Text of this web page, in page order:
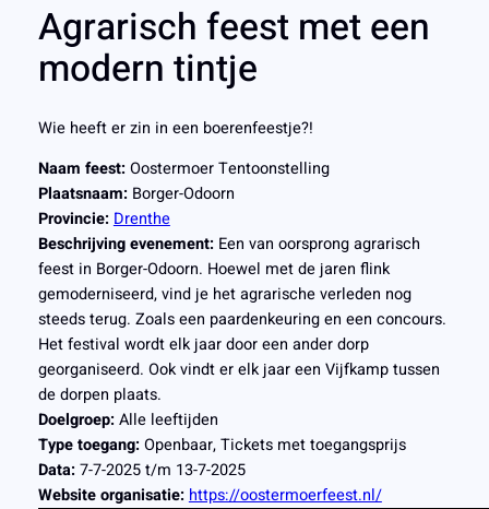
Agrarisch feest met een
modern tintje
Wie heeft er zin in een boerenfeestje?!
Naam feest: Oostermoer Tentoonstelling
Plaatsnaam: Borger-Odoorn
Provincie: Drenthe
Beschrijving evenement: Een van oorsprong agrarisch
feest in Borger-Odoorn. Hoewel met de jaren flink
gemoderniseerd, vind je het agrarische verleden nog
steeds terug. Zoals een paardenkeuring en een concours.
Het festival wordt elk jaar door een ander dorp
georganiseerd. Ook vindt er elk jaar een Vijfkamp tussen
de dorpen plaats.
Doelgroep: Alle leeftijden
Type toegang: Openbaar, Tickets met toegangsprijs
Data: 7-7-2025 t/m 13-7-2025
Website organisatie: https://oostermoerfeest.nl/